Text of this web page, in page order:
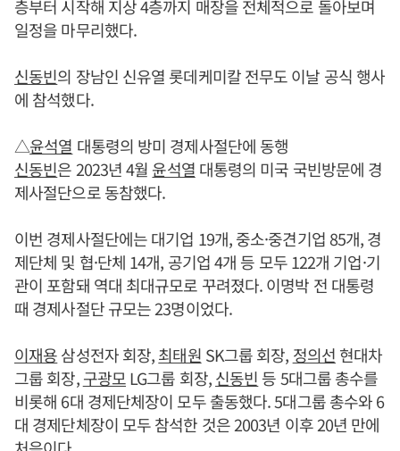
층부터 시작해 지상 4층까지 매장을 전체적으로 돌아보며
일정을 마무리했다.
신동빈의 장남인 신유열 롯데케미칼 전무도 이날 공식 행사
에 참석했다.
△윤석열 대통령의 방미 경제사절단에 동행
신동빈은 2023년 4월 윤석열 대통령의 미국 국빈방문에 경
제사절단으로 동참했다.
이번 경제사절단에는 대기업 19개, 중소·중견기업 85개, 경
제단체 및 협·단체 14개, 공기업 4개 등 모두 122개 기업·기
관이 포함돼 역대 최대규모로 꾸려졌다. 이명박 전 대통령
때 경제사절단 규모는 23명이었다.
이재용삼성전자 회장,최태원 SK그룹 회장, 정의선 현대차
그룹 회장,구광모LG그룹 회장,신동빈 등 5대그룹 총수를
비롯해 6대 경제단체장이 모두 출동했다. 5대그룹 총수와 6
대 경제단체장이 모두 참석한 것은 2003년 이후 20년 만에